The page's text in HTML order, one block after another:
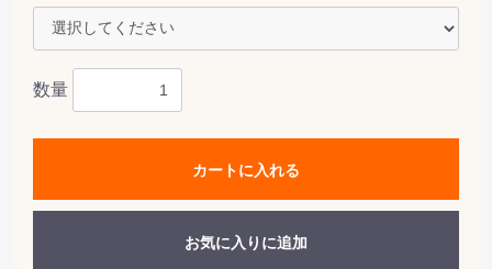
数量
カートに入れる
お気に入りに追加